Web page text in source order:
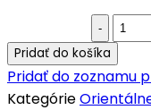
obklad
MUNA
quantity
Pridať do košíka
Pridať do zoznamu
Kategórie